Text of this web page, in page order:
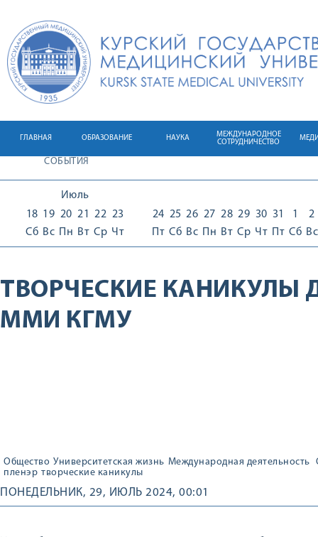
ГЛАВНАЯ ОБРАЗОВАНИЕ НАУКА
МЕЖДУНАРОДНОЕ
СОТРУДНИЧЕСТВО
СОБЫТИЯ
Июль
18
Сб
19
Вс
20
Пн
21
Вт
22
Ср
23
Чт
24
Пт
25
Сб
26
Вс
27
Пн
28
Вт
29
Ср
30
Чт
31
Пт
1
Сб
2
Вс
ТВОРЧЕСКИЕ КАНИКУЛЫ
ММИ КГМУ
Общество Университетская жизнь Международная деятельность
пленэр творческие каникулы
ПОНЕДЕЛЬНИК, 29, ИЮЛЬ 2024, 00:01